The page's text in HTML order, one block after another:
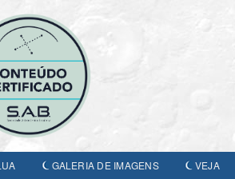
GALERIA DE IMAGENS VEJA